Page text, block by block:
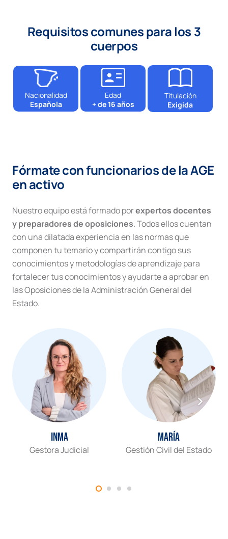
Requisitos comunes para los 3
cuerpos
Nacionalidad
Española
Edad
+ de 16 años
Titulación
Exigida
Fórmate con funcionarios de la AGE
en activo
Nuestro equipo está formado porexpertos docentes
y preparadores de oposiciones. Todos ellos cuentan
con una dilatada experiencia en las normas que
componen tu temario y compartirán contigo sus
conocimientos y metodologías de aprendizaje para
fortalecer tus conocimientos y ayudarte a aprobar en
las Oposiciones de la Administración General del
Estado.
Inma
Gestora Judicial
María
Gestión Civil del Estado